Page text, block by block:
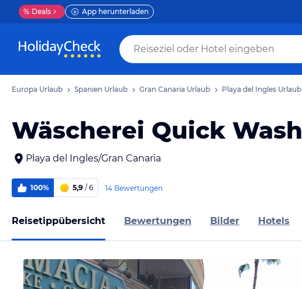
% Deals App herunterladen
Europa Urlaub Spanien Urlaub Gran Canaria Urlaub Playa del Ingles Urlaub
Wäscherei Quick Wash
Playa del Ingles/Gran Canaria
100% 5,9 / 6 14 Bewertungen
Reisetippübersicht Bewertungen Bilder Hotels